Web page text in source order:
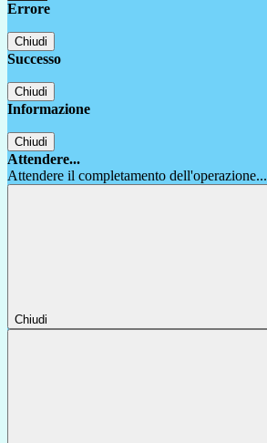
Errore
Chiudi
Successo
Chiudi
Informazione
Chiudi
Attendere...
Attendere il completamento dell'operazione...
Chiudi